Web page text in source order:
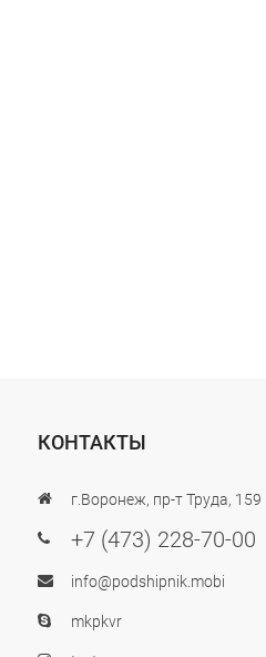
КОНТАКТЫ
г.Воронеж, пр-т Труда, 159
+7 (473) 228-70-00
info@podshipnik.mobi
mkpkvr